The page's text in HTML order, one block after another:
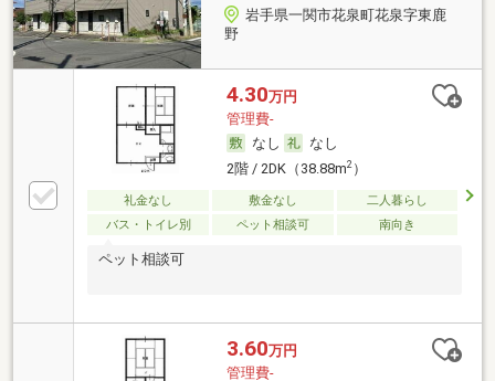
岩手県一関市花泉町花泉字東鹿
野
4.30万円
管理費-
なし
なし
2階 / 2DK（38.88m2）
礼金なし 敷金なし
二人暮らし
バス・トイレ別
ペット相談可 南向き
ペット相談可
3.60万円
管理費-